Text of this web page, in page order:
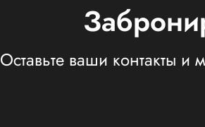
Оставьте ваши контакты